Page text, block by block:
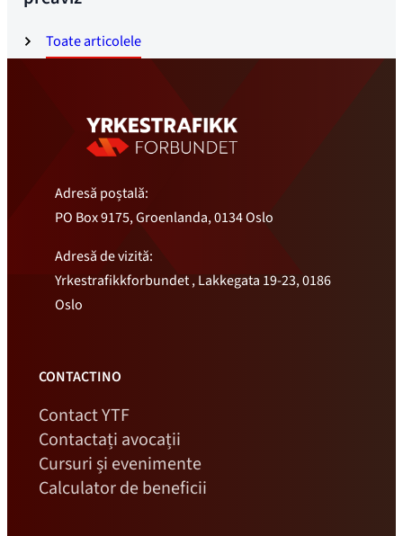
Toate articolele
Adresă poștală:
PO Box 9175, Groenlanda, 0134 Oslo
Adresă de vizită:
Yrkestrafikkforbundet , Lakkegata 19-23, 0186
Oslo
CONTACTINO
Contact YTF
Contactați avocații
Cursuri și evenimente
Calculator de beneficii